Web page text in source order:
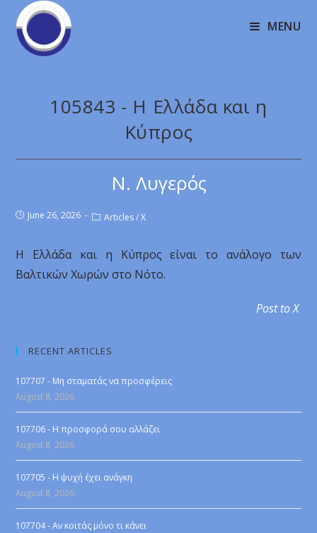
MENU
105843 - Η Ελλάδα και η
Κύπρος
Ν. Λυγερός
June 26, 2026 Articles / X
Η Ελλάδα και η Κύπρος είναι το ανάλογο των
Βαλτικών Χωρών στο Νότο.
Post to X
RECENT ARTICLES
107707 - Μη σταματάς να προσφέρεις
August 8, 2026
107706 - Η προσφορά σου αλλάζει
August 8, 2026
107705 - Η ψυχή έχει ανάγκη
August 8, 2026
107704 - Αν κοιτάς μόνο τι κάνει